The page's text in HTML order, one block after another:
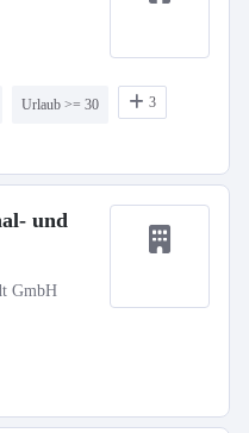
Urlaub >= 30 3
und
GmbH